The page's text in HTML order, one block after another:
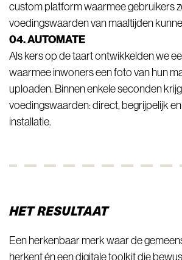
custom platform waarmee gebruikers
voedingswaarden van maaltijden
04. AUTOMATE
Als kers op de taart ontwikkelden we
waarmee inwoners een foto van hun
uploaden. Binnen enkele seconden
voedingswaarden: direct, begrijpelijk
installatie.
HET RESULTAAT
Een herkenbaar merk waar de
herkent én een digitale toolkit die